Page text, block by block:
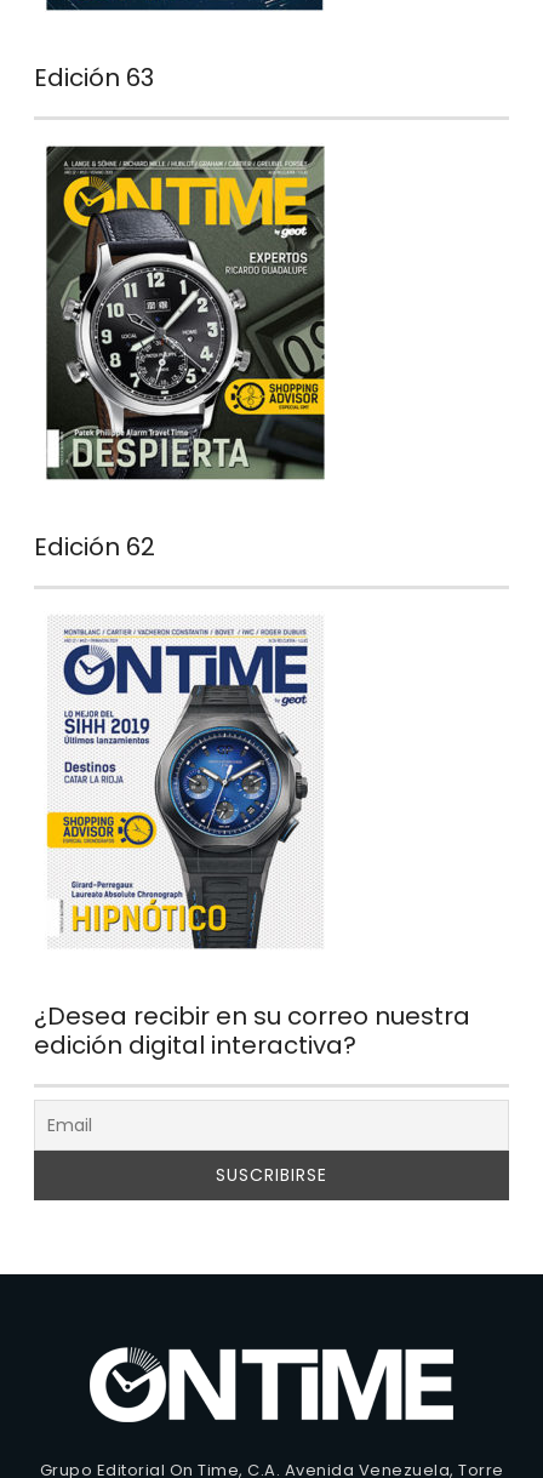
Edición 63
Edición 62
¿Desea recibir en su correo nuestra
edición digital interactiva?
Grupo Editorial On Time, C.A. Avenida Venezuela, Torre